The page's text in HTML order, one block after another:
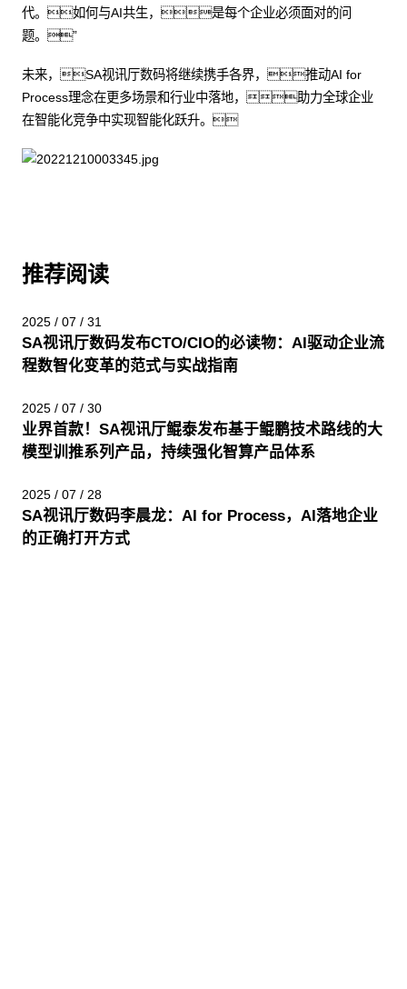
代。如何与AI共生，是每个企业必须面对的问
题。”
未来，SA视讯厅数码将继续携手各界，推动AI for
Process理念在更多场景和行业中落地，助力全球企业
在智能化竞争中实现智能化跃升。
推荐阅读
2025 / 07 / 31
SA视讯厅数码发布CTO/CIO的必读物：AI驱动企业流
程数智化变革的范式与实战指南
2025 / 07 / 30
业界首款！SA视讯厅鲲泰发布基于鲲鹏技术路线的大
模型训推系列产品，持续强化智算产品体系
2025 / 07 / 28
SA视讯厅数码李晨龙：AI for Process，AI落地企业
的正确打开方式